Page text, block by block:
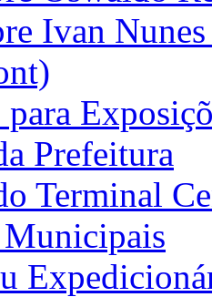
Ivan
para
Prefeitura
Terminal